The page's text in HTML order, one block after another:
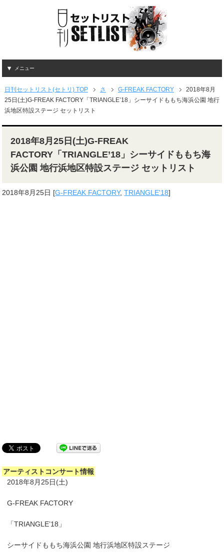
メニュー
日刊セットリスト(セトリ) TOP さ G-FREAK FACTORY
2018年8月
25日(土)G-FREAK FACTORY「TRIANGLE’18」シーサイドももち海浜公園 地行
浜地区特設ステージ セットリスト
2018年8月25日(土)G-FREAK
FACTORY「TRIANGLE’18」シーサイドももち海
浜公園 地行浜地区特設ステージ セットリスト
2018年8月25日 [G-FREAK FACTORY,TRIANGLE'18]
アーティストコンサート情報
2018年8月25日(土)
G-FREAK FACTORY
「TRIANGLE’18」
シーサイドももち海浜公園 地行浜地区特設ステージ